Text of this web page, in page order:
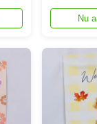
breed
MailerNu